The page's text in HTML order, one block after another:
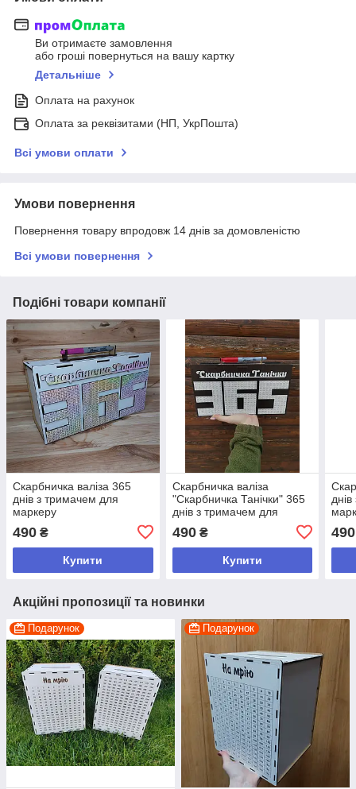
Ви отримаєте замовлення
або гроші повернуться на вашу картку
Детальніше
Оплата на рахунок
Оплата за реквізитами (НП, УкрПошта)
Всі умови оплати
Умови повернення
Повернення товару впродовж 14 днів за домовленістю
Всі умови повернення
Подібні товари компанії
Скарбничка валіза 365
днів з тримачем для
маркеру
490 ₴
Купити
Скарбничка валіза
"Скарбничка Танічки" 365
днів з тримачем для
490₴
Купити
490
Акційні пропозиції та новинки
Подарунок Подарунок